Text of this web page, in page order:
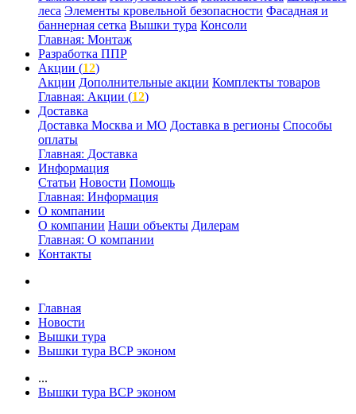
леса Элементы кровельной безопасности Фасадная и
баннерная сетка Вышки тура Консоли
Главная: Монтаж
Разработка ППР
Акции (12)
Акции Дополнительные акции Комплекты товаров
Главная: Акции (12)
Доставка
Доставка Москва и МО Доставка в регионы Способы
оплаты
Главная: Доставка
Информация
Статьи Новости Помощь
Главная: Информация
О компании
О компании Наши объекты Дилерам
Главная: О компании
Контакты
Главная
Новости
Вышки тура
Вышки тура ВСР эконом
...
Вышки тура ВСР эконом